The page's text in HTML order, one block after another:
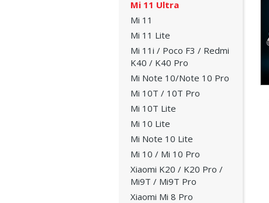
Mi 11 Ultra
Mi 11
Mi 11 Lite
Mi 11i / Poco F3 / Redmi
K40 / K40 Pro
Mi Note 10/Note 10 Pro
Mi 10T / 10T Pro
Mi 10T Lite
Mi 10 Lite
Mi Note 10 Lite
Mi 10 / Mi 10 Pro
Xiaomi K20 / K20 Pro /
Mi9T / Mi9T Pro
Xiaomi Mi 8 Pro